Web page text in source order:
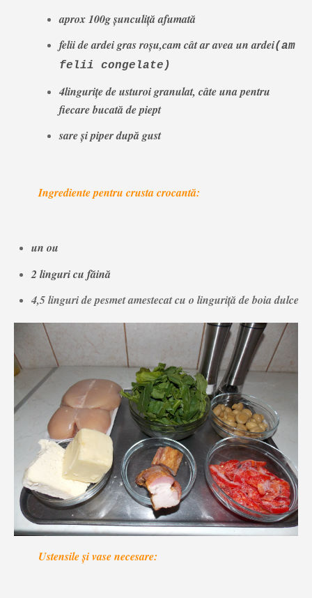
aprox 100g șunculiță afumată
felii de ardei gras roșu,cam cât ar avea un ardei(am
felii congelate)
4lingurițe de usturoi granulat, câte una pentru
fiecare bucată de piept
sare și piper după gust
Ingrediente pentru crusta crocantă:
un ou
2 linguri cu făină
4,5 linguri de pesmet amestecat cu o linguriță de boia dulce
Ustensile și vase necesare: